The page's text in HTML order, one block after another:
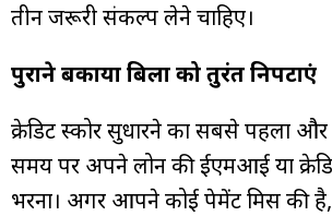
तीन जरूरी संकल्प लेने चाहिए।
पुराने बकाया बिलों को तुरंत निपटाएं
क्रेडिट स्कोर सुधारने का सबसे पहला और
समय पर अपने लोन की ईएमआई या
भरना। अगर आपने कोई पेमेंट मिस की